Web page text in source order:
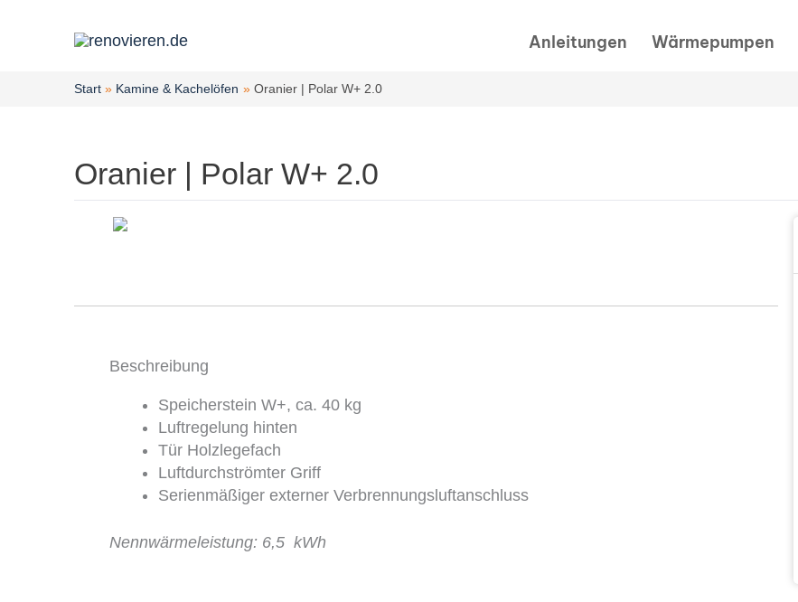
Anleitungen Wärmepumpen
Start Kamine & Kachelöfen Oranier | Polar W+ 2.0
Oranier | Polar W+ 2.0
Beschreibung
Speicherstein W+, ca. 40 kg
Luftregelung hinten
Tür Holzlegefach
Luftdurchströmter Griff
Serienmäßiger externer Verbrennungsluftanschluss
Nennwärmeleistung: 6,5 kWh